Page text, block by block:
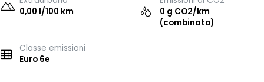
0,00 l/100 km
0 g CO2/km
(combinato)
Classe emissioni
Euro 6e